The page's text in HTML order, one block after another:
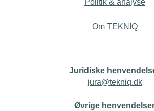
Politik & analyse
Om TEKNIQ
Juridiske
jura@tekniq.dk
Øvrige